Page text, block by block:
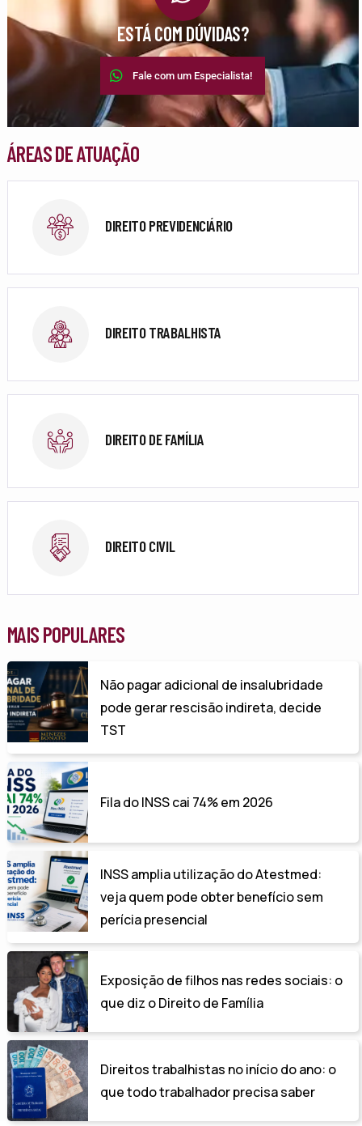
ESTÁ COM DÚVIDAS?
Fale com um Especialista!
ÁREAS DE ATUAÇÃO
DIREITO PREVIDENCIÁRIO
DIREITO TRABALHISTA
DIREITO DE FAMÍLIA
DIREITO CIVIL
MAIS POPULARES
Não pagar adicional de insalubridade
pode gerar rescisão indireta, decide
TST
Fila do INSS cai 74% em 2026
INSS amplia utilização do Atestmed:
veja quem pode obter benefício sem
perícia presencial
Exposição de filhos nas redes sociais: o
que diz o Direito de Família
Direitos trabalhistas no início do ano: o
que todo trabalhador precisa saber